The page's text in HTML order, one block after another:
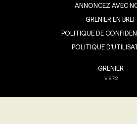
ANNONCEZ AVEC
GRENIER EN BREF
POLITIQUE DE
POLITIQUE
GRENIER
V8.7.2